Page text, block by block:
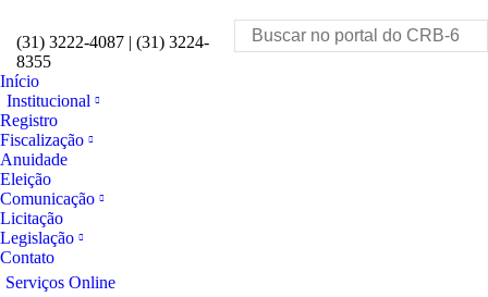
(31) 3222-4087 | (31) 3224-
8355
Search:
Início
Institucional
Registro
Fiscalização
Anuidade
Eleição
Comunicação
Licitação
Legislação
Contato
Serviços Online